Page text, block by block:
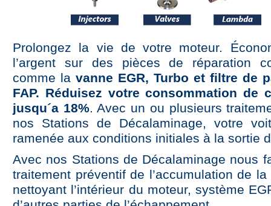
Prolongez la vie de votre moteur.
l’argent sur des pièces de réparation
comme la vanne EGR, Turbo et filtre de
FAP. Réduisez votre consommation de
jusqu´a 18%. Avec un ou plusieurs
nos Stations de Décalaminage, votre
ramenée aux conditions initiales à la sortie
Avec nos Stations de Décalaminage nous
traitement préventif de l’accumulation de
nettoyant l’intérieur du moteur, système